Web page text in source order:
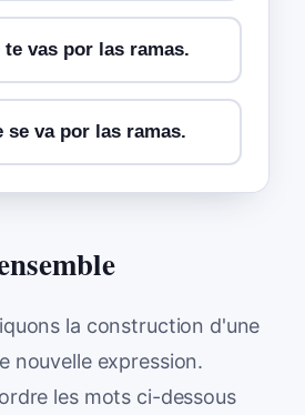
te vas por las ramas.
se va por las ramas.
la construction d'une
nouvelle expression.
les mots ci-dessous